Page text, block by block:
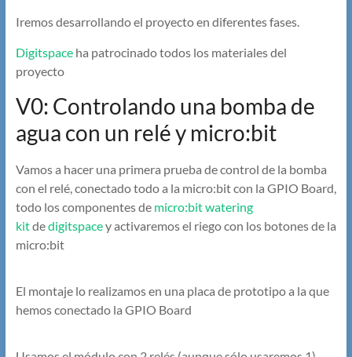
Iremos desarrollando el proyecto en diferentes fases.
Digitspaceha patrocinado todos los materiales del
proyecto
V0: Controlando una bomba de
agua con un relé y micro:bit
Vamos a hacer una primera prueba de control de la bomba
con el relé, conectado todo a la micro:bit con la GPIO Board,
todo los componentes de micro:bit watering
kitdedigitspacey activaremos el riego con los botones de la
micro:bit
El montaje lo realizamos en una placa de prototipo a la que
hemos conectado la GPIO Board